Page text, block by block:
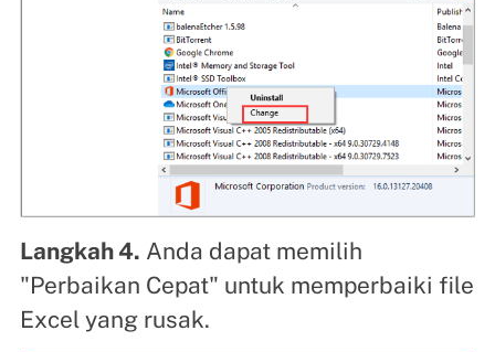
Langkah 4. Anda dapat memilih
"Perbaikan Cepat" untuk memperbaiki file
Excel yang rusak.